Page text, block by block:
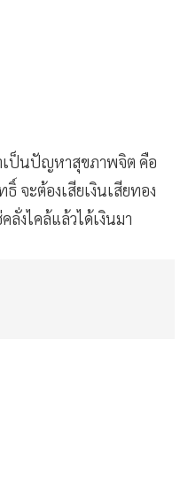
เป็นปัญหาสุขภาพจิต คือ
จะต้องเสียเงินเสียทอง
ลั่งไคล้แล้วได้เงินมา